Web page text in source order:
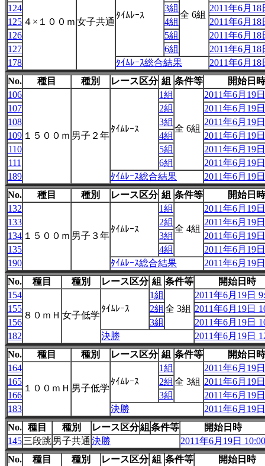
４×１００ｍ 女子共通
ﾀｲﾑﾚｰｽ 全 6組
124
3組
2011年6月18
125
4組
2011年6月18
126
5組
2011年6月18
127
6組
2011年6月18
178
ﾀｲﾑﾚｰｽ総合結果
2011年6月18
No.
種目 種別 レース区分 組 条件等
開始日時
106
１５００ｍ 男子２年
ﾀｲﾑﾚｰｽ
1組
全 6組
2011年6月19
107
2組
2011年6月19
108
3組
2011年6月19
109
4組
2011年6月19
110
5組
2011年6月19
111
6組
2011年6月19
189
ﾀｲﾑﾚｰｽ総合結果
2011年6月19
No.
種目 種別 レース区分 組 条件等
開始日時
132
１５００ｍ 男子３年
ﾀｲﾑﾚｰｽ
1組
全 4組
2011年6月19
133
2組
2011年6月19
134
3組
2011年6月19
135
4組
2011年6月19
190
ﾀｲﾑﾚｰｽ総合結果
2011年6月19
No.
種目 種別 レース区分 組 条件等
開始日時
154
８０ｍＨ 女子低学
ﾀｲﾑﾚｰｽ
1組
全 3組
2011年6月19日
155
2組
2011年6月19日
156
3組
2011年6月19日
182
決勝
2011年6月19日
No.
種目 種別 レース区分 組 条件等
開始日時
164
１００ｍＨ 男子低学
ﾀｲﾑﾚｰｽ
1組
全 3組
2011年6月19
165
2組
2011年6月19
166
3組
2011年6月19
183
決勝
2011年6月19
No. 種目 種別 レース区分組 条件等
開始日時
145三段跳男子共通 決勝
2011年6月19日 10:00
No.
種目 種別 レース区分 組 条件等
開始日時